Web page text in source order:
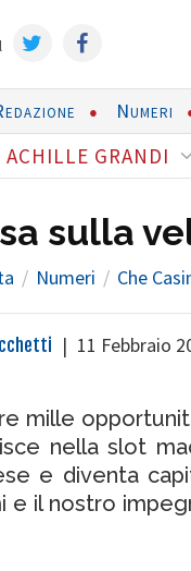
Numeri
GRANDI
sulla
Numeri Che
| 11 Febbraio
mille
nella slot
e diventa
e il nostro